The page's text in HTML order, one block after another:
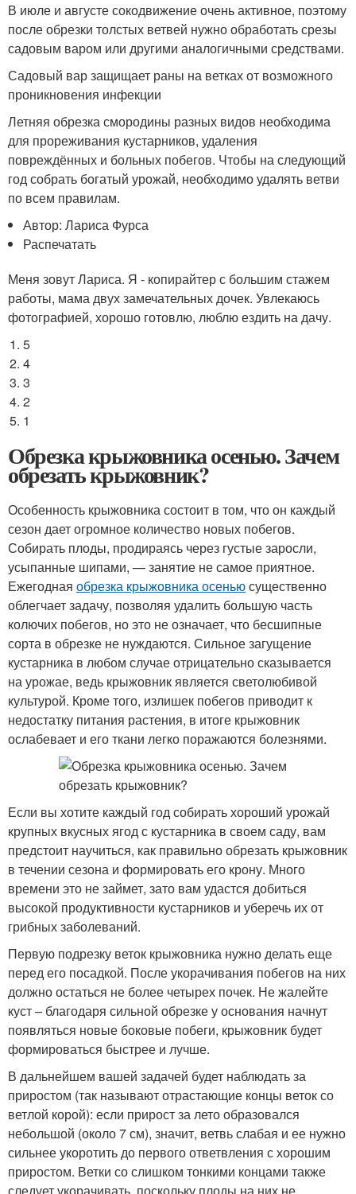
В июле и августе сокодвижение очень активное, поэтому
после обрезки толстых ветвей нужно обработать срезы
садовым варом или другими аналогичными средствами.
Садовый вар защищает раны на ветках от возможного
проникновения инфекции
Летняя обрезка смородины разных видов необходима
для прореживания кустарников, удаления
повреждённых и больных побегов. Чтобы на следующий
год собрать богатый урожай, необходимо удалять ветви
по всем правилам.
Автор: Лариса Фурса
Распечатать
Меня зовут Лариса. Я - копирайтер с большим стажем
работы, мама двух замечательных дочек. Увлекаюсь
фотографией, хорошо готовлю, люблю ездить на дачу.
5
4
3
2
1
Обрезка крыжовника осенью. Зачем
обрезать крыжовник?
Особенность крыжовника состоит в том, что он каждый
сезон дает огромное количество новых побегов.
Собирать плоды, продираясь через густые заросли,
усыпанные шипами, — занятие не самое приятное.
Ежегодная обрезка крыжовника осеньюсущественно
облегчает задачу, позволяя удалить большую часть
колючих побегов, но это не означает, что бесшипные
сорта в обрезке не нуждаются. Сильное загущение
кустарника в любом случае отрицательно сказывается
на урожае, ведь крыжовник является светолюбивой
культурой. Кроме того, излишек побегов приводит к
недостатку питания растения, в итоге крыжовник
ослабевает и его ткани легко поражаются болезнями.
Если вы хотите каждый год собирать хороший урожай
крупных вкусных ягод с кустарника в своем саду, вам
предстоит научиться, как правильно обрезать крыжовник
в течении сезона и формировать его крону. Много
времени это не займет, зато вам удастся добиться
высокой продуктивности кустарников и уберечь их от
грибных заболеваний.
Первую подрезку веток крыжовника нужно делать еще
перед его посадкой. После укорачивания побегов на них
должно остаться не более четырех почек. Не жалейте
куст – благодаря сильной обрезке у основания начнут
появляться новые боковые побеги, крыжовник будет
формироваться быстрее и лучше.
В дальнейшем вашей задачей будет наблюдать за
приростом (так называют отрастающие концы веток со
ветлой корой): если прирост за лето образовался
небольшой (около 7 см), значит, ветвь слабая и ее нужно
сильнее укоротить до первого ответвления с хорошим
приростом. Ветки со слишком тонкими концами также